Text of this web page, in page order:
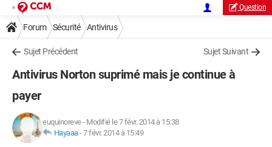
Question
Forum Sécurité Antivirus
Sujet Précédent Sujet Suivant
Antivirus Norton suprimé mais je continue à
payer
euquinoreve- Modifié le 7 févr. 2014 à 15:38
Hayaaa-7 févr. 2014 à 15:49